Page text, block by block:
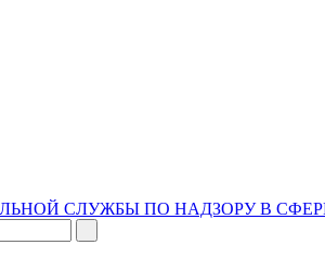
СЛУЖБЫ ПО НАДЗОРУ В